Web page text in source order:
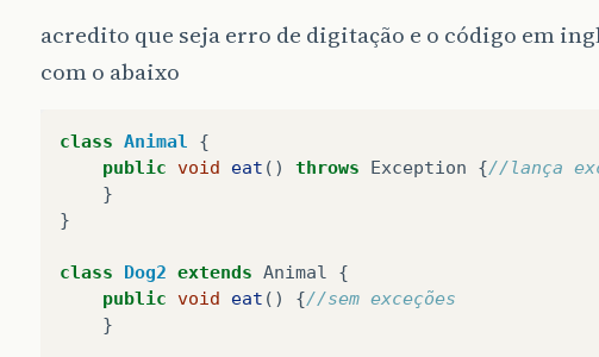
acredito que seja erro de digitação e o código em
com o abaixo
class Animal
{
public void eat () throws Exception {//lança
}
}
class Dog2 extends Animal
{
public void eat () {//sem exceções
}